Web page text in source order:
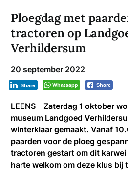
Ploegdag met
tractoren op
Verhildersum
20 september 2022
Whatsapp Share
Share
LEENS – Zaterdag 1 oktober
museum Landgoed
winterklaar gemaakt. Vanaf
paarden voor de ploeg
tractoren gestart om dit karwei
harte welkom om deze klus bij